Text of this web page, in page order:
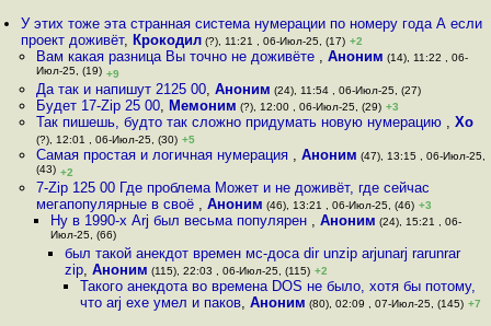
У этих тоже эта странная система нумерации по номеру года А если
проект доживёт, Крокодил (?), 11:21 , 06-Июл-25, (17) +2
Вам какая разница Вы точно не доживёте , Аноним (14), 11:22 , 06-
Июл-25, (19) +9
Да так и напишут 2125 00, Аноним (24), 11:54 , 06-Июл-25, (27)
Будет 17-Zip 25 00, Мемоним (?), 12:00 , 06-Июл-25, (29) +3
Так пишешь, будто так сложно придумать новую нумерацию , Xo
(?), 12:01 , 06-Июл-25, (30) +5
Самая простая и логичная нумерация , Аноним (47), 13:15 , 06-Июл-25,
(43) +2
7-Zip 125 00 Где проблема Может и не доживёт, где сейчас
мегапопулярные в своё , Аноним (46), 13:21 , 06-Июл-25, (46) +3
Ну в 1990-х Arj был весьма популярен , Аноним (24), 15:21 , 06-
Июл-25, (66)
был такой анекдот времен мс-доса dir unzip arjunarj rarunrar
zip,Аноним (115), 22:03 , 06-Июл-25, (115) +2
Такого анекдота во времена DOS не было, хотя бы потому,
что arj exe умел и паков, Аноним (80), 02:09 , 07-Июл-25, (145) +7